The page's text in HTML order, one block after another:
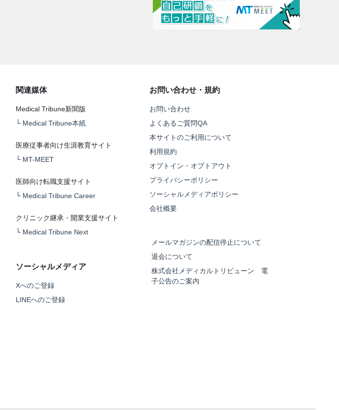
関連媒体
Medical Tribune新聞版
└ Medical Tribune本紙
医療従事者向け生涯教育サイト
└ MT-MEET
医師向け転職支援サイト
└ Medical Tribune Career
クリニック継承・開業支援サイト
└ Medical Tribune Next
ソーシャルメディア
Xへのご登録
LINEへのご登録
お問い合わせ・規約
お問い合わせ
よくあるご質問QA
本サイトのご利用について
利用規約
オプトイン・オプトアウト
プライバシーポリシー
ソーシャルメディアポリシー
会社概要
メールマガジンの配信停止について
退会について
株式会社メディカルトリビューン 電
子公告のご案内